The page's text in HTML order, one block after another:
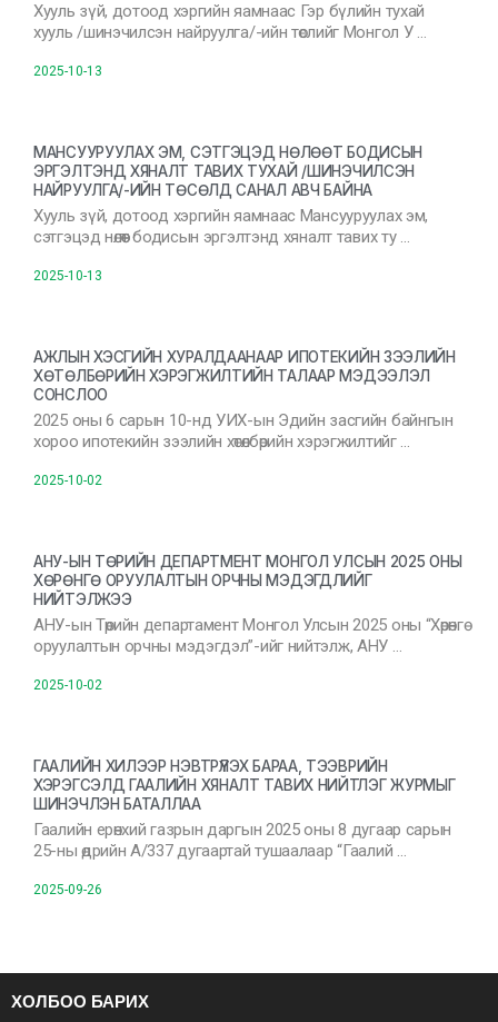
Хууль зүй, дотоод хэргийн яамнаас Гэр бүлийн тухай
хууль /шинэчилсэн найруулга/-ийн төслийг Монгол У …
2025-10-13
МАНСУУРУУЛАХ ЭМ, СЭТГЭЦЭД НӨЛӨӨТ БОДИСЫН
ЭРГЭЛТЭНД ХЯНАЛТ ТАВИХ ТУХАЙ /ШИНЭЧИЛСЭН
НАЙРУУЛГА/-ИЙН ТӨСӨЛД САНАЛ АВЧ БАЙНА
Хууль зүй, дотоод хэргийн яамнаас Мансууруулах эм,
сэтгэцэд нөлөөт бодисын эргэлтэнд хяналт тавих ту …
2025-10-13
АЖЛЫН ХЭСГИЙН ХУРАЛДААНААР ИПОТЕКИЙН ЗЭЭЛИЙН
ХӨТӨЛБӨРИЙН ХЭРЭГЖИЛТИЙН ТАЛААР МЭДЭЭЛЭЛ
СОНСЛОО
2025 оны 6 сарын 10-нд УИХ-ын Эдийн засгийн байнгын
хороо ипотекийн зээлийн хөтөлбөрийн хэрэгжилтийг …
2025-10-02
АНУ-ЫН ТӨРИЙН ДЕПАРТМЕНТ МОНГОЛ УЛСЫН 2025 ОНЫ
ХӨРӨНГӨ ОРУУЛАЛТЫН ОРЧНЫ МЭДЭГДЛИЙГ
НИЙТЭЛЖЭЭ
АНУ-ын Төрийн департамент Монгол Улсын 2025 оны “Хөрөнгө
оруулалтын орчны мэдэгдэл”-ийг нийтэлж, АНУ …
2025-10-02
ГААЛИЙН ХИЛЭЭР НЭВТРҮҮЛЭХ БАРАА, ТЭЭВРИЙН
ХЭРЭГСЭЛД ГААЛИЙН ХЯНАЛТ ТАВИХ НИЙТЛЭГ ЖУРМЫГ
ШИНЭЧЛЭН БАТАЛЛАА
Гаалийн ерөнхий газрын даргын 2025 оны 8 дугаар сарын
25-ны өдрийн А/337 дугаартай тушаалаар “Гаалий …
2025-09-26
ХОЛБОО БАРИХ